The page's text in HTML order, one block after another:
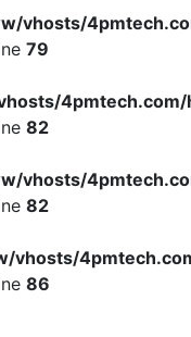
vhosts/
79
82
vhosts/
82
vhosts/
86